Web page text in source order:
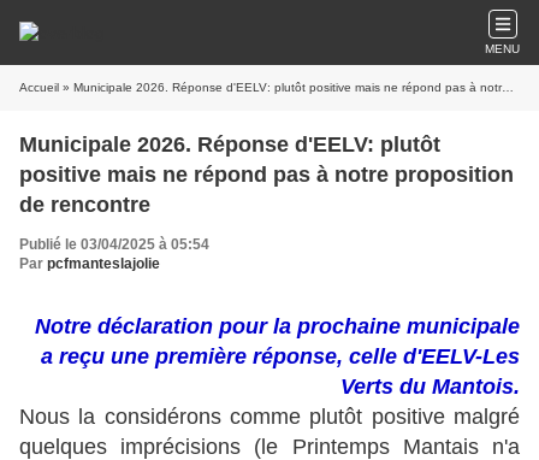
MENU
Accueil » Municipale 2026. Réponse d'EELV: plutôt positive mais ne répond pas à notre proposition de rencontre
Municipale 2026. Réponse d'EELV: plutôt
positive mais ne répond pas à notre proposition
de rencontre
Publié le 03/04/2025 à 05:54
Par pcfmanteslajolie
Notre déclaration pour la prochaine municipale
a reçu une première réponse, celle d'EELV-Les
Verts du Mantois.
Nous la considérons comme plutôt positive malgré
quelques imprécisions (le Printemps Mantais n'a